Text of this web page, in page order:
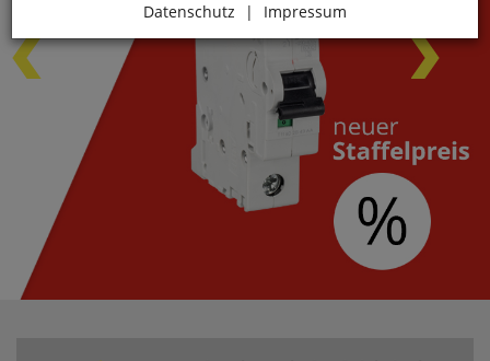
Datenschutz | Impressum
Zurück
Essenziell
websale_ac
ws8_pferdekaemper_01-aa_sid
Diese Cookies sind essenziell für die Funktion des